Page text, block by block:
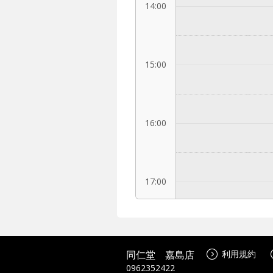
14:00
15:00
16:00
17:00
18:00
同仁堂 嘉島店
0962352422
利用規約